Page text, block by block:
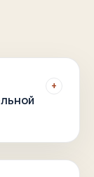
+